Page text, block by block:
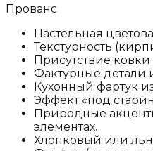
Прованс
Пастельная
Текстурность
Присутствие
Фактурные детали
Кухонный фартук
Эффект «под
Природные
элементах.
Хлопковый или